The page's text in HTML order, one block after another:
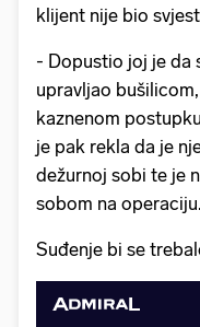
klijent nije bio
- Dopustio joj je da
upravljao
kaznenom
je pak rekla da je
dežurnoj sobi te je
sobom na operaciju.
Suđenje bi se